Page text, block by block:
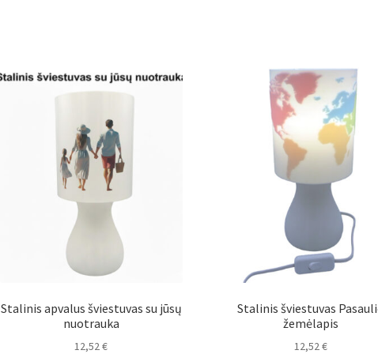
Stalinis apvalus šviestuvas su jūsų
nuotrauka
12,52€
Stalinis šviestuvas
žemėlapis
12,52€